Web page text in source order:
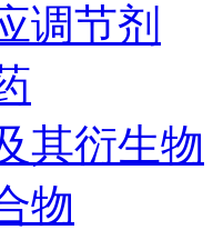
调节剂
其衍生物
物